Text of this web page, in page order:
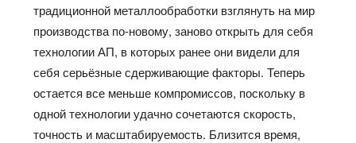
традиционной металлообработки взглянуть на мир
производства по-новому, заново открыть для себя
технологии АП, в которых ранее они видели для
себя серьёзные сдерживающие факторы. Теперь
остается все меньше компромиссов, поскольку в
одной технологии удачно сочетаются скорость,
точность и масштабируемость. Близится время,